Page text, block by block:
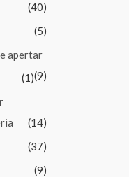
(40)
(5)
apertar
(9)
(1)
(14)
(37)
(9)